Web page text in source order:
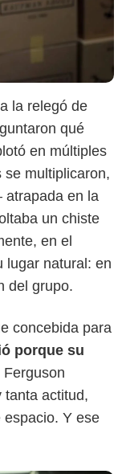
la relegó de
qué
en múltiples
se multiplicaron,
en la
un chiste
en el
lugar natural: en
del grupo.
concebida para
porque su
Ferguson
tanta actitud,
espacio. Y ese